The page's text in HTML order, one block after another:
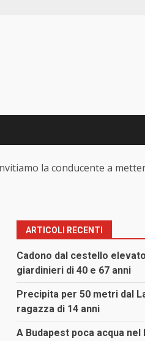
la conducente a
ARTICOLI RECENTI
Cadono dal cestello
giardinieri di 40 e 67 anni
Precipita per 50 metri dal
ragazza di 14 anni
A Budapest poca acqua nel